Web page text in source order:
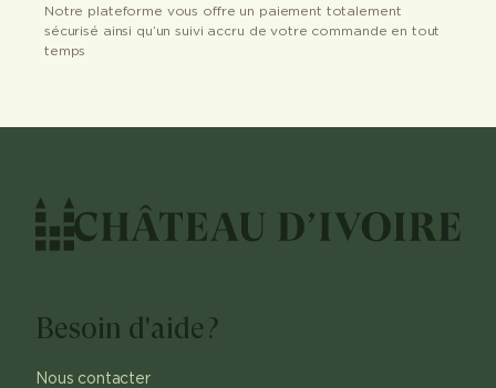
Notre plateforme vous offre un paiement totalement
sécurisé ainsi qu’un suivi accru de votre commande en tout
temps
Besoin d'aide?
Nous contacter